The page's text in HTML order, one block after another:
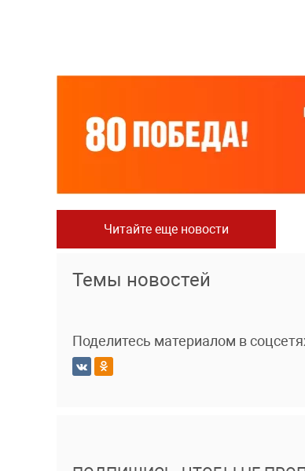
Читайте еще новости
Темы новостей
Поделитесь материалом в